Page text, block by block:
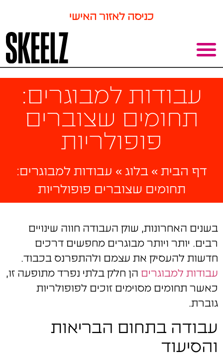
כניסה לאזור האישי
עבודות למבוגרים:
תחומים שצוברים
פופולריות
דף הבית » בלוג » עבודות למבוגרים:
תחומים שצוברים פופולריות
בשנים האחרונות, שוק העבודה חווה שינויים
רבים. יותר ויותר מבוגרים מחפשים דרכים
חדשות להעסיק את עצמם ולהתפרנס בכבוד.
עבודות למבוגרים הן חלק בלתי נפרד מתופעה זו,
כאשר תחומים מסוימים זוכים לפופולריות
גוברת.
עבודה בתחום הבריאות
והסיעוד